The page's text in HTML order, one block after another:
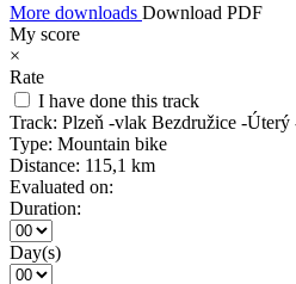
More downloads Download PDF
My score
×
Rate
I have done this track
Track: Plzeň -vlak Bezdružice -
Type: Mountain bike
Distance: 115,1 km
Evaluated on:
Duration:
Day(s)